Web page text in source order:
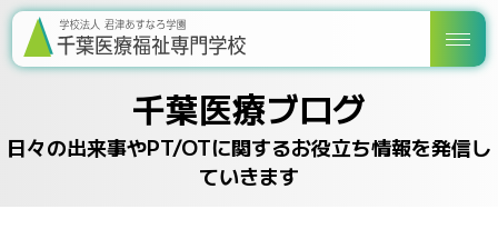
千葉医療ブログ
日々の出来事やPT/OTに関するお役立ち情報を発信し
ていきます